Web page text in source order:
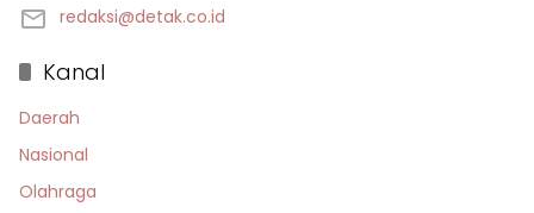
redaksi@detak.co.id
Kanal
Daerah
Nasional
Olahraga